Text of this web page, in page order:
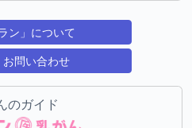
ン」について
お問い合わせ
のガイド